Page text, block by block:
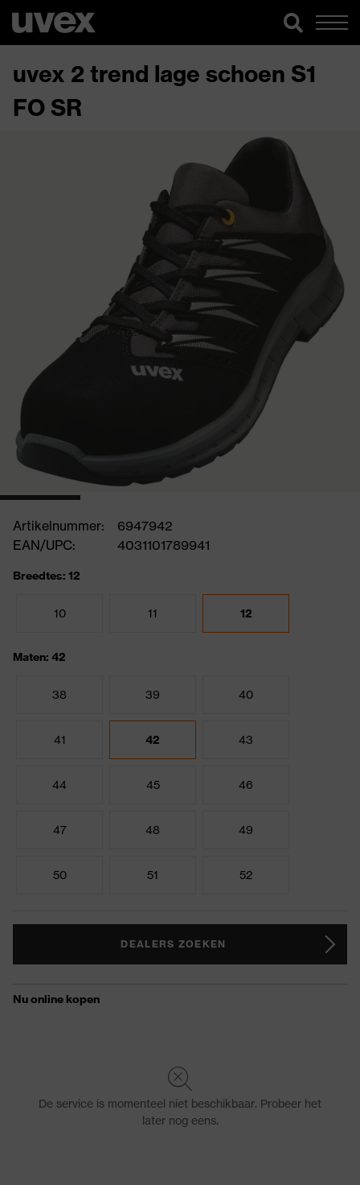
uvex 2 trend lage schoen S1
FO SR
Artikelnummer:
6947942
EAN/UPC:
4031101789941
Breedtes: 12
10 11 12
Maten: 42
38 39 40
41 42 43
44 45 46
47 48 49
50 51 52
DEALERS ZOEKEN